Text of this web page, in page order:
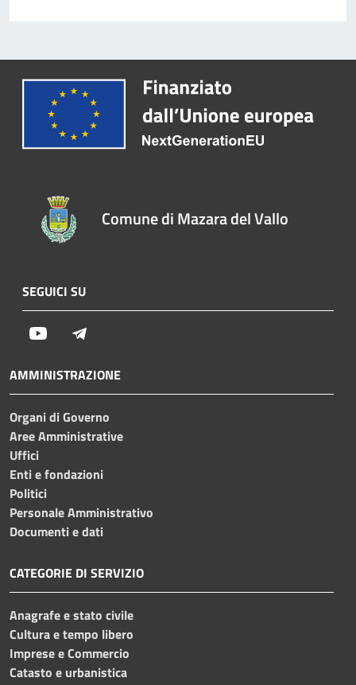
Comune di Mazara del Vallo
SEGUICI SU
Youtube
AMMINISTRAZIONE
Organi di Governo
Aree Amministrative
Uffici
Enti e fondazioni
Politici
Personale Amministrativo
Documenti e dati
CATEGORIE DI SERVIZIO
Anagrafe e stato civile
Cultura e tempo libero
Imprese e Commercio
Catasto e urbanistica